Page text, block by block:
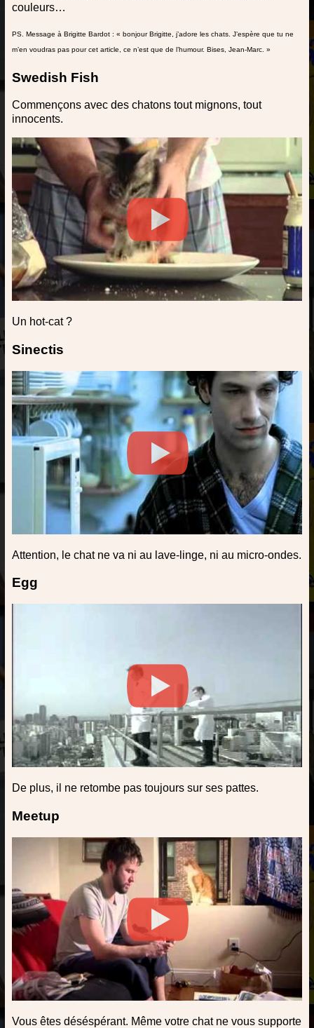
couleurs…
PS. Message à Brigitte Bardot : « bonjour Brigitte, j’adore les chats. J’espère que tu ne
m’en voudras pas pour cet article, ce n’est que de l’humour. Bises, Jean-Marc. »
Swedish Fish
Commençons avec des chatons tout mignons, tout
innocents.
Un hot-cat ?
Sinectis
Attention, le chat ne va ni au lave-linge, ni au micro-ondes.
Egg
De plus, il ne retombe pas toujours sur ses pattes.
Meetup
Vous êtes déséspérant. Même votre chat ne vous supporte